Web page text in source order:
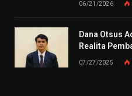
06/21/2026
Dana Otsus
Realita
07/27/2025